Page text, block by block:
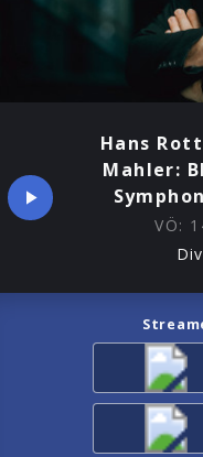
Hans
Mahler:
VÖ: